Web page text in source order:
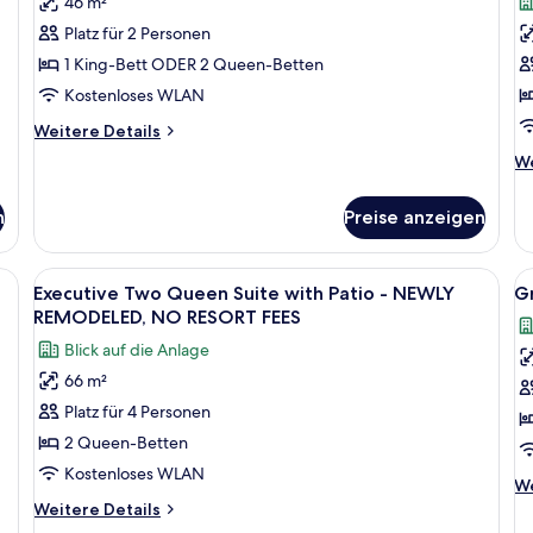
(Bed
Type
Assigned
at
Check-
FEES
anzeigen
Platz für 2 Personen
1 King-Bett ODER 2 Queen-Betten
Kostenloses WLAN
Weitere Details
Weitere
(Bed
Type
Assigned
at
Check-
in)
NO
RESORT
FEES
Preise anzeigen
-
-
Bett, einer Couch, einem kleinen Tisch und einem Schreibtisch.
Alle
Fotos
für
Executive
Two
Queen
Suite
with
Patio
-
Ein Hotelzimmer mit Bett, Sofa,
9
Executive Two Queen Suite with Patio - NEWLY
REMODELED, NO RESORT FEES
Blick auf die Anlage
66 m²
Platz für 4 Personen
2 Queen-Betten
Kostenloses WLAN
Weitere Details
Weitere